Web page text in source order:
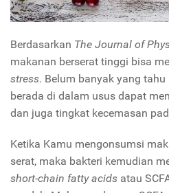
Berdasarkan The Journal of
makanan berserat tinggi bisa
stress. Belum banyak yang
berada di dalam usus dapat
dan juga tingkat kecemasan
Ketika Kamu mengonsumsi
serat, maka bakteri kemudian
short-chain fatty acids atau